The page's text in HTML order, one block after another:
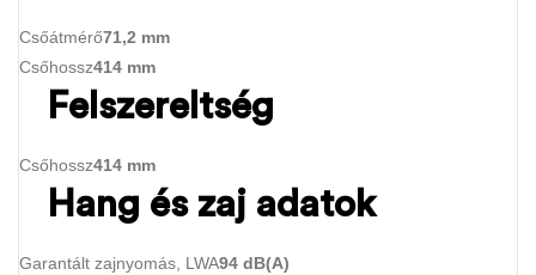
Csőátmérő71,2 mm
Csőhossz414 mm
Felszereltség
Csőhossz414 mm
Hang és zaj adatok
Garantált zajnyomás, LWA94 dB(A)